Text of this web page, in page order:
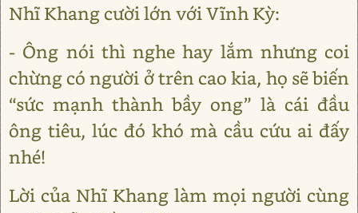
Nhĩ Khang cười lớn với Vĩnh Kỳ:
- Ông nói thì nghe hay lắm nhưng coi
chừng có người ở trên cao kia, họ sẽ biến
“sức mạnh thành bầy ong” là cái đầu
ông tiêu, lúc đó khó mà cầu cứu ai đấy
nhé!
Lời của Nhĩ Khang làm mọi người cùng